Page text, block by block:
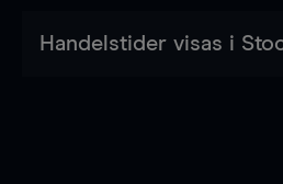
Handelstider visas i